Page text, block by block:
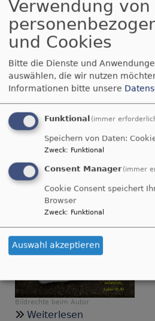
Centers
/
Krankenhaus
in
Tansania
erbeten
Ausgabe
1
/
2021
(März-
Mai)
Herzliche
Online
Jugend!
Weiterlesenüber
Einladung
Online
Gottesdienst
ev.
Jugend!
Gedanken zum
Monatsspruch
Gedanken zum
Bildrechte beim Autor
Weiterlesen
Verwendung von
und Cookies
Bitte die Dienste und
auswählen, die wir nutzen
Informationen bitte unsere
Funktional (immer
Speichern von Daten:
Zweck: Funktional
Consent Manager (immer
Cookie Consent speichert
Browser
Zweck: Funktional
Auswahl akzeptieren